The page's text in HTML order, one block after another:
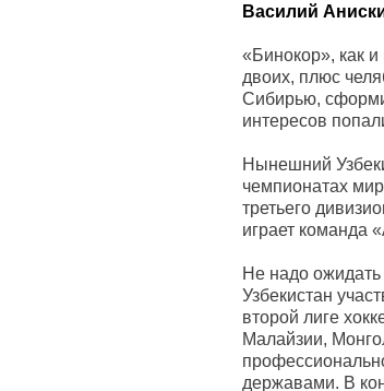
Василий
«Бинокор», как
двоих, плюс
Сибирью,
интересов
Нынешний
чемпионатах
третьего
играет команда
Не надо ожидать
Узбекистан
второй лиге
Малайзии,
державами. В